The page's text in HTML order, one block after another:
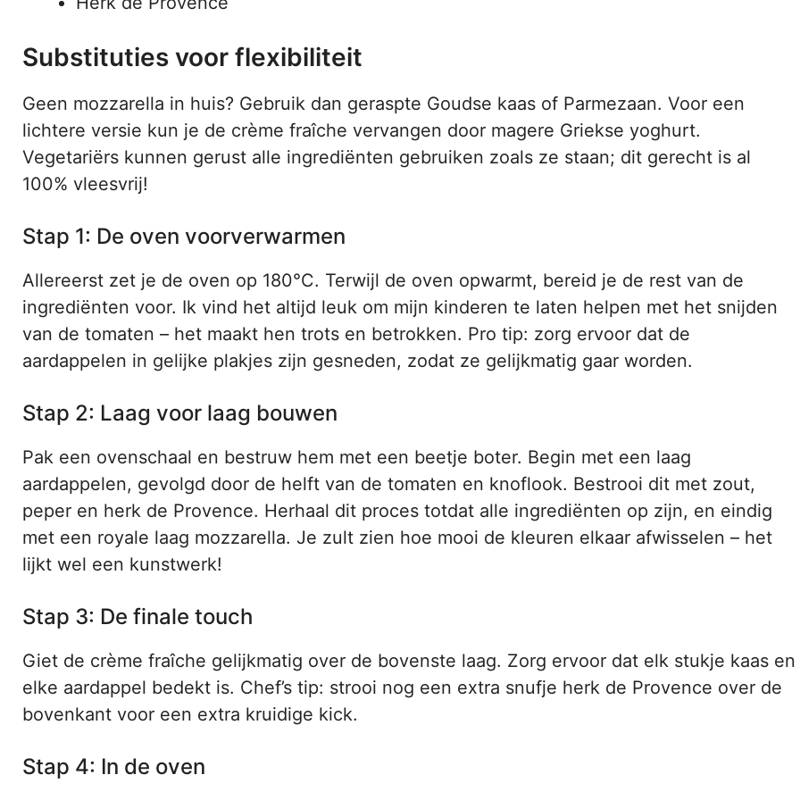
Substituties voor flexibiliteit
Geen mozzarella in huis? Gebruik dan geraspte Goudse kaas of Parmezaan. Voor een
lichtere versie kun je de crème fraîche vervangen door magere Griekse yoghurt.
Vegetariërs kunnen gerust alle ingrediënten gebruiken zoals ze staan; dit gerecht is al
100% vleesvrij!
Stap 1: De oven voorverwarmen
Allereerst zet je de oven op 180°C. Terwijl de oven opwarmt, bereid je de rest van de
ingrediënten voor. Ik vind het altijd leuk om mijn kinderen te laten helpen met het snijden
van de tomaten – het maakt hen trots en betrokken. Pro tip: zorg ervoor dat de
aardappelen in gelijke plakjes zijn gesneden, zodat ze gelijkmatig gaar worden.
Stap 2: Laag voor laag bouwen
Pak een ovenschaal en bestruw hem met een beetje boter. Begin met een laag
aardappelen, gevolgd door de helft van de tomaten en knoflook. Bestrooi dit met zout,
peper en herk de Provence. Herhaal dit proces totdat alle ingrediënten op zijn, en eindig
met een royale laag mozzarella. Je zult zien hoe mooi de kleuren elkaar afwisselen – het
lijkt wel een kunstwerk!
Stap 3: De finale touch
Giet de crème fraîche gelijkmatig over de bovenste laag. Zorg ervoor dat elk stukje kaas en
elke aardappel bedekt is. Chef’s tip: strooi nog een extra snufje herk de Provence over de
bovenkant voor een extra kruidige kick.
Stap 4: In de oven